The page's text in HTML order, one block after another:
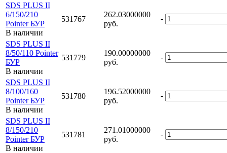
SDS PLUS II
6/150/210
Pointer БУР
В наличии
531767
262.03000000
руб.
-
SDS PLUS II
8/50/110 Pointer
БУР
В наличии
531779
190.00000000
руб.
-
SDS PLUS II
8/100/160
Pointer БУР
В наличии
531780
196.52000000
руб.
-
SDS PLUS II
8/150/210
Pointer БУР
В наличии
531781
271.01000000
руб.
-